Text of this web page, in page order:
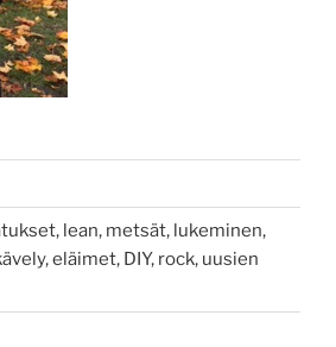
lean, metsät, lukeminen,
eläimet, DIY, rock, uusien